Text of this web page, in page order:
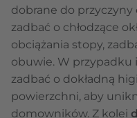
dobrane do
zadbać o chłodzące
obciążania stopy,
obuwie. W przypadku
zadbać o dokładną
powierzchni, aby
domowników. Z kolei